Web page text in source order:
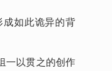
成如此诡异的背
一以贯之的创作